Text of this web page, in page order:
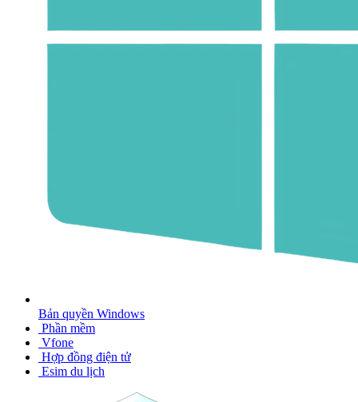
Bản quyền Windows
Phần mềm
Vfone
Hợp đồng điện tử
Esim du lịch